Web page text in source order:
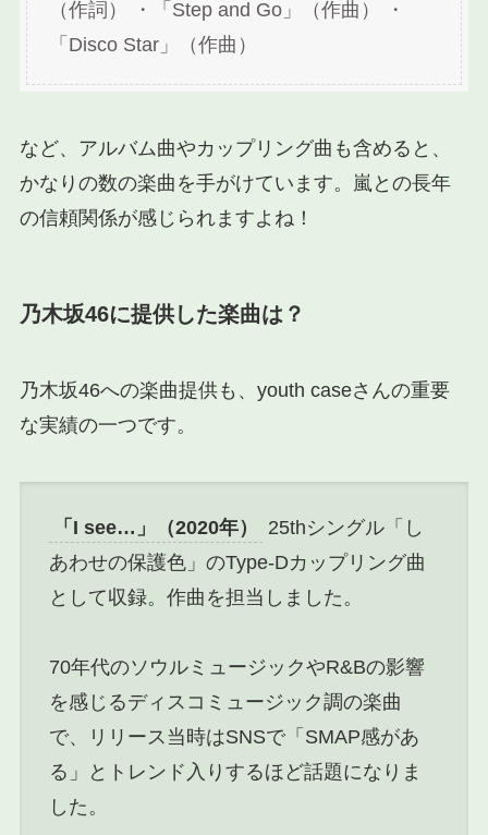
（作詞） ・「Step and Go」（作曲） ・
「Disco Star」（作曲）
など、アルバム曲やカップリング曲も含めると、
かなりの数の楽曲を手がけています。嵐との長年
の信頼関係が感じられますよね！
乃木坂46に提供した楽曲は？
乃木坂46への楽曲提供も、youth caseさんの重要
な実績の一つです。
「I see…」（2020年）
25thシングル「し
あわせの保護色」のType-Dカップリング曲
として収録。作曲を担当しました。
70年代のソウルミュージックやR&Bの影響
を感じるディスコミュージック調の楽曲
で、リリース当時はSNSで「SMAP感があ
る」とトレンド入りするほど話題になりま
した。